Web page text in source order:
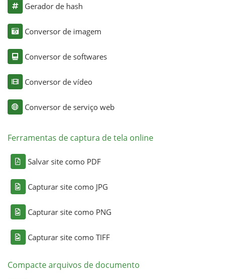
Gerador de hash
Conversor de imagem
Conversor de softwares
Conversor de vídeo
Conversor de serviço web
Ferramentas de captura de tela online
Salvar site como PDF
Capturar site como JPG
Capturar site como PNG
Capturar site como TIFF
Compacte arquivos de documento